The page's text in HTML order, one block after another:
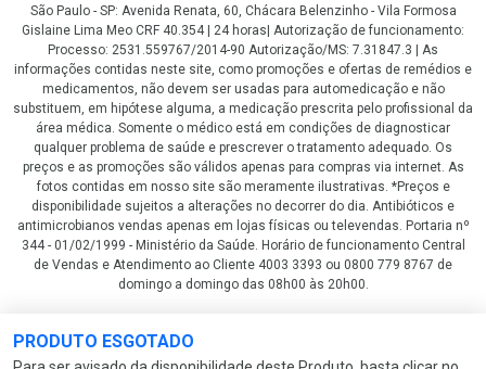
PRODUTO ESGOTADO
São Paulo - SP: Avenida Renata, 60, Chácara Belenzinho - Vila Formosa
Gislaine Lima Meo CRF 40.354 | 24 horas| Autorização de funcionamento:
Processo: 2531.559767/2014-90 Autorização/MS: 7.31847.3 | As
informações contidas neste site, como promoções e ofertas de remédios e
medicamentos, não devem ser usadas para automedicação e não
substituem, em hipótese alguma, a medicação prescrita pelo profissional da
área médica. Somente o médico está em condições de diagnosticar
qualquer problema de saúde e prescrever o tratamento adequado. Os
preços e as promoções são válidos apenas para compras via internet. As
fotos contidas em nosso site são meramente ilustrativas. *Preços e
disponibilidade sujeitos a alterações no decorrer do dia. Antibióticos e
antimicrobianos vendas apenas em lojas físicas ou televendas. Portaria nº
344 - 01/02/1999 - Ministério da Saúde. Horário de funcionamento Central
de Vendas e Atendimento ao Cliente 4003 3393 ou 0800 779 8767 de
domingo a domingo das 08h00 às 20h00.
LGPD Aceite os Cookies